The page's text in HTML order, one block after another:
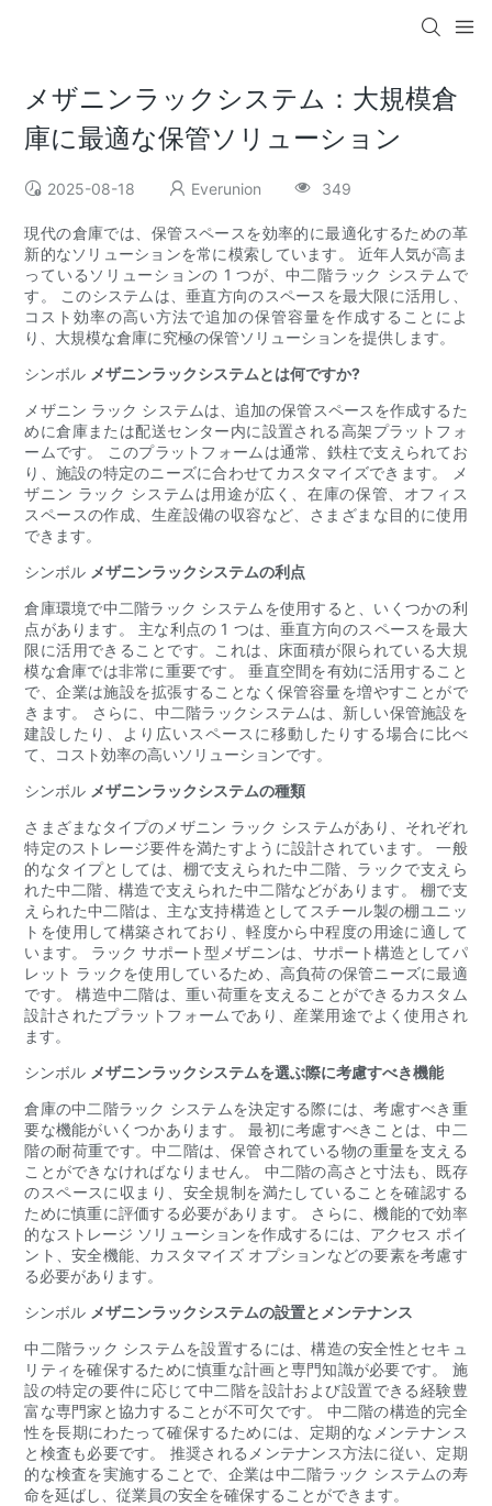
メザニンラックシステム：大規模倉
庫に最適な保管ソリューション
2025-08-18 Everunion 349
現代の倉庫では、保管スペースを効率的に最適化するための革
新的なソリューションを常に模索しています。 近年人気が高ま
っているソリューションの 1 つが、中二階ラック システムで
す。 このシステムは、垂直方向のスペースを最大限に活用し、
コスト効率の高い方法で追加の保管容量を作成することによ
り、大規模な倉庫に究極の保管ソリューションを提供します。
シンボル メザニンラックシステムとは何ですか?
メザニン ラック システムは、追加の保管スペースを作成するた
めに倉庫または配送センター内に設置される高架プラットフォ
ームです。 このプラットフォームは通常、鉄柱で支えられてお
り、施設の特定のニーズに合わせてカスタマイズできます。 メ
ザニン ラック システムは用途が広く、在庫の保管、オフィス
スペースの作成、生産設備の収容など、さまざまな目的に使用
できます。
シンボル メザニンラックシステムの利点
倉庫環境で中二階ラック システムを使用すると、いくつかの利
点があります。 主な利点の 1 つは、垂直方向のスペースを最大
限に活用できることです。これは、床面積が限られている大規
模な倉庫では非常に重要です。 垂直空間を有効に活用すること
で、企業は施設を拡張することなく保管容量を増やすことがで
きます。 さらに、中二階ラックシステムは、新しい保管施設を
建設したり、より広いスペースに移動したりする場合に比べ
て、コスト効率の高いソリューションです。
シンボル メザニンラックシステムの種類
さまざまなタイプのメザニン ラック システムがあり、それぞれ
特定のストレージ要件を満たすように設計されています。 一般
的なタイプとしては、棚で支えられた中二階、ラックで支えら
れた中二階、構造で支えられた中二階などがあります。 棚で支
えられた中二階は、主な支持構造としてスチール製の棚ユニッ
トを使用して構築されており、軽度から中程度の用途に適して
います。 ラック サポート型メザニンは、サポート構造としてパ
レット ラックを使用しているため、高負荷の保管ニーズに最適
です。 構造中二階は、重い荷重を支えることができるカスタム
設計されたプラットフォームであり、産業用途でよく使用され
ます。
シンボル メザニンラックシステムを選ぶ際に考慮すべき機能
倉庫の中二階ラック システムを決定する際には、考慮すべき重
要な機能がいくつかあります。 最初に考慮すべきことは、中二
階の耐荷重です。中二階は、保管されている物の重量を支える
ことができなければなりません。 中二階の高さと寸法も、既存
のスペースに収まり、安全規制を満たしていることを確認する
ために慎重に評価する必要があります。 さらに、機能的で効率
的なストレージ ソリューションを作成するには、アクセス ポイ
ント、安全機能、カスタマイズ オプションなどの要素を考慮す
る必要があります。
シンボル メザニンラックシステムの設置とメンテナンス
中二階ラック システムを設置するには、構造の安全性とセキュ
リティを確保するために慎重な計画と専門知識が必要です。 施
設の特定の要件に応じて中二階を設計および設置できる経験豊
富な専門家と協力することが不可欠です。 中二階の構造的完全
性を長期にわたって確保するためには、定期的なメンテナンス
と検査も必要です。 推奨されるメンテナンス方法に従い、定期
的な検査を実施することで、企業は中二階ラック システムの寿
命を延ばし、従業員の安全を確保することができます。